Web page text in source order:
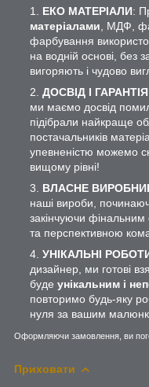
ЕКО МАТЕРІАЛИ:
матеріалами , МДФ,
фарбування
на водній основі, без
вигоряють і чудово
ДОСВІД І
ми маємо досвід
підібрали найкраще
постачальників
упевненістю можемо
вищому рівні!
ВЛАСНЕ
наші вироби,
закінчуючи
та перспективною
УНІКАЛЬНІ
дизайнер, ми готові
буде унікальним і
повторимо будь-яку
нуля за вашим
Оформляючи замовлення, ви
Приховати